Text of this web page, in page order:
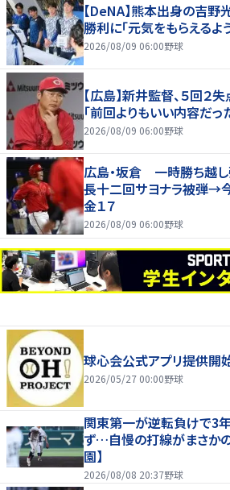
【DeNA】熊本出身の吉野
勝利に「元気をもらえるよ
2026/08/09 06:00野球
【広島】新井監督、５回２
「前回よりもいい内容だっ
2026/08/09 06:00野球
広島・坂倉 一時勝ち越
長十二回サヨナラ被弾→
金１７
2026/08/09 06:00野球
球心会公式アプリ提供開
2026/05/27 00:00野球
関東第一が逆転負けで3
ず…自慢の打線がまさか
園】
2026/08/08 20:37野球